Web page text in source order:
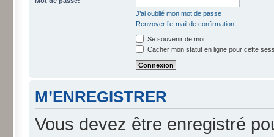
J’ai oublié mon mot de passe
Renvoyer l’e-mail de confirmation
Se souvenir de moi
Cacher mon statut en ligne pour cette
M’ENREGISTRER
Vous devez être enregistré